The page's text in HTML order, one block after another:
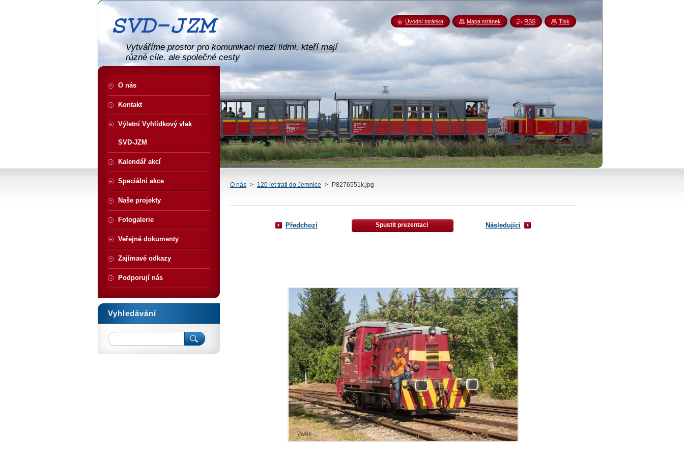
Vytváříme prostor pro komunikaci mezi lidmi, kteří mají
různé cíle, ale společné cesty
O nás > 120 let trati do Jemnice > P8276551k.jpg
Předchozí Spustit prezentaci Následující
O nás
Kontakt
Výletní Vyhlídkový vlak
SVD-JZM
Kalendář akcí
Speciální akce
Naše projekty
Fotogalerie
Veřejné dokumenty
Zajímavé odkazy
Podporují nás
Vyhledávání
Úvodní stránka Mapa stránek RSS Tisk